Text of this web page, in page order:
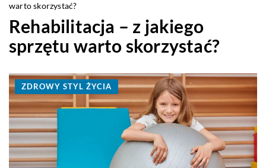
warto skorzystać?
Rehabilitacja – z jakiego
sprzętu warto skorzystać?
ZDROWY STYL ŻYCIA